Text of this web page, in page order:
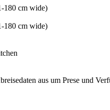
180 cm wide)
180 cm wide)
aus um Prese und